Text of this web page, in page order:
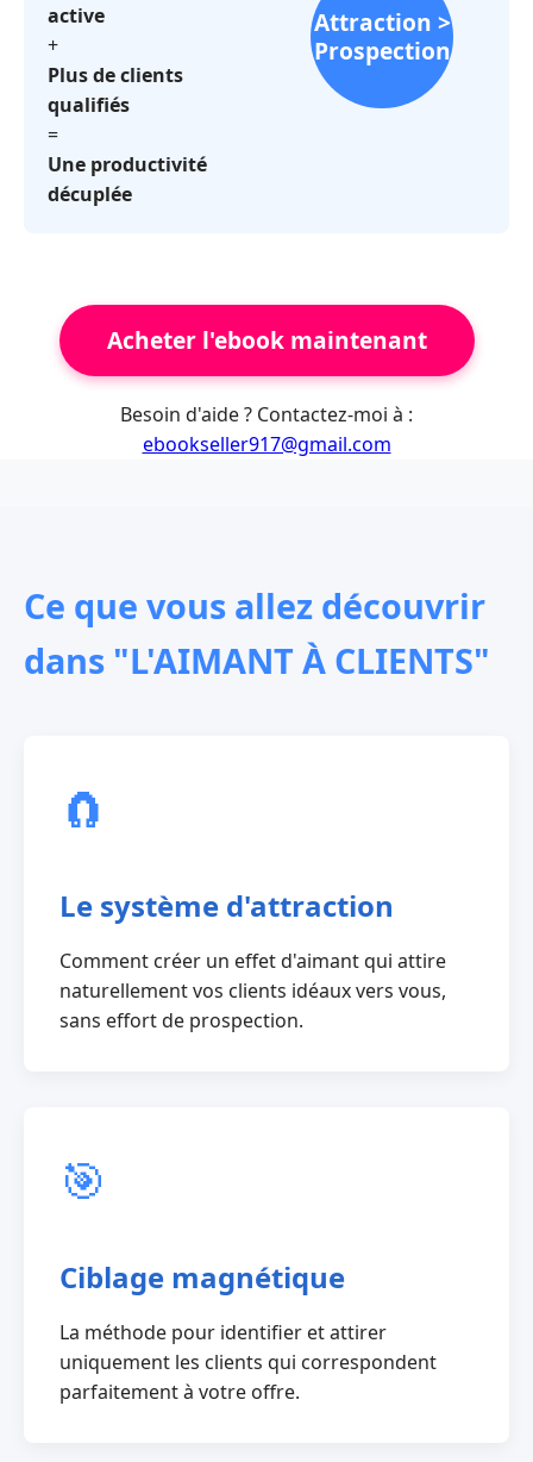
active
+
Plus de clients
qualifiés
=
Une productivité
décuplée
Attraction >
Prospection
Acheter l'ebook maintenant
Besoin d'aide ? Contactez-moi à :
ebookseller917@gmail.com
Ce que vous allez découvrir
dans "L'AIMANT À CLIENTS"
🧲
Le système d'attraction
Comment créer un effet d'aimant qui attire
naturellement vos clients idéaux vers vous,
sans effort de prospection.
🎯
Ciblage magnétique
La méthode pour identifier et attirer
uniquement les clients qui correspondent
parfaitement à votre offre.